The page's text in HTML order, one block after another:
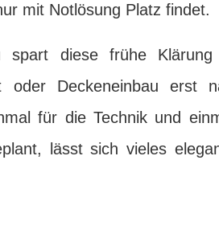
mit Notlösung Platz findet.
spart diese frühe
oder Deckeneinbau erst
für die Technik und
lässt sich vieles